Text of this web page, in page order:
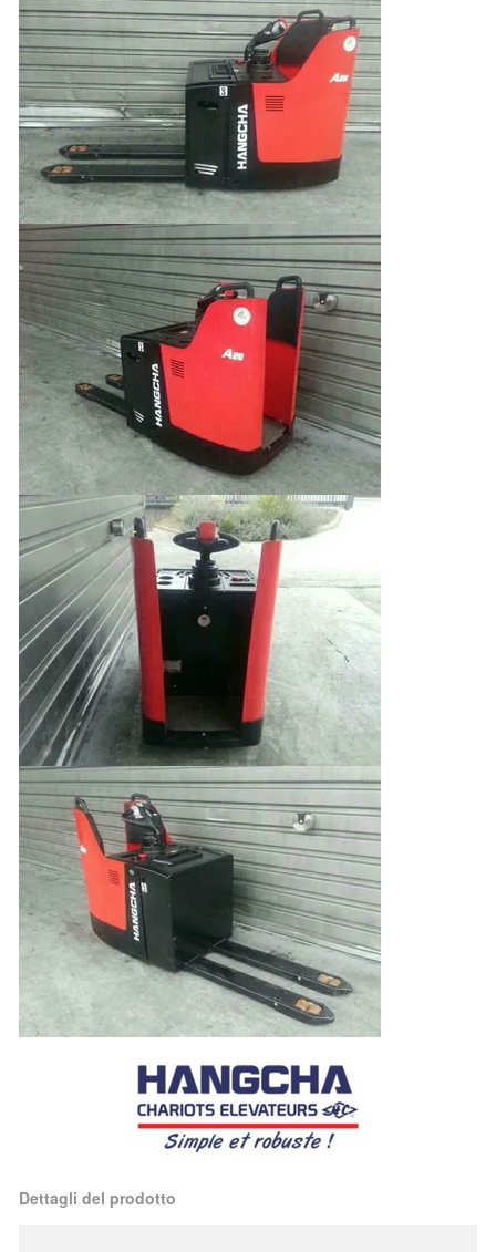
Dettagli del prodotto